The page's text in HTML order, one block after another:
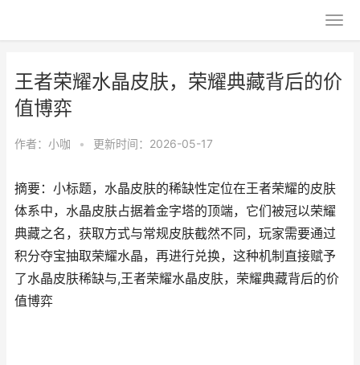
王者荣耀水晶皮肤，荣耀典藏背后的价
值博弈
作者： 小咖 • 更新时间：2026-05-17
摘要：小标题，水晶皮肤的稀缺性定位在王者荣耀的皮肤
体系中，水晶皮肤占据着金字塔的顶端，它们被冠以荣耀
典藏之名，获取方式与常规皮肤截然不同，玩家需要通过
积分夺宝抽取荣耀水晶，再进行兑换，这种机制直接赋予
了水晶皮肤稀缺与,王者荣耀水晶皮肤，荣耀典藏背后的价
值博弈